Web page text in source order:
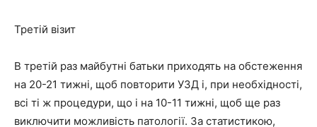
Третій візит
В третій раз майбутні батьки приходять на обстеження
на 20-21 тижні, щоб повторити УЗД і, при необхідності,
всі ті ж процедури, що і на 10-11 тижні, щоб ще раз
виключити можливість патології. За статистикою,